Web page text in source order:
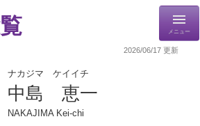
メニュー
2026/06/17 更新
ナカジマ ケイイチ
中島 恵一
NAKAJIMA Kei-chi